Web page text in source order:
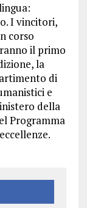
I vincitori,
corso
il primo
la
di
e
della
Programma